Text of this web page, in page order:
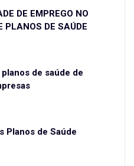
DE EMPREGO NO
PLANOS DE SAÚDE
de saúde de
Planos de Saúde